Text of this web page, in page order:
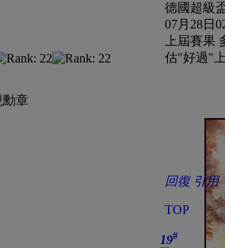
德國超級
07月28日
上屆賽果
估"好過"
回復 引用
TOP
19#